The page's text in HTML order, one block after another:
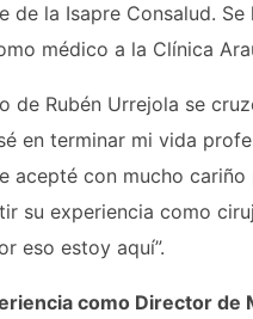
de la Isapre Consalud.
médico a la Clínica
de Rubén Urrejola se
en terminar mi vida
acepté con mucho
su experiencia como
eso estoy aquí”.
como Director de